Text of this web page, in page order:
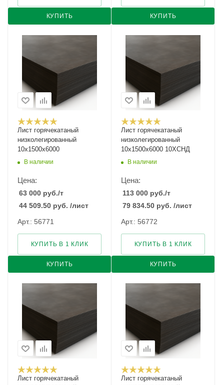
КУПИТЬ КУПИТЬ
Лист горячекатаный
низколегированный
10х1500х6000
В наличии
Цена:
63 000 руб./т
44 509.50 руб. /лист
Арт.: 56771
КУПИТЬ
КУПИТЬ В 1 КЛИК
Лист горячекатаный
низколегированный
10х1500х6000 10ХСНД
В наличии
Цена:
113 000 руб./т
79 834.50 руб. /лист
Арт.: 56772
КУПИТЬ
КУПИТЬ В 1 КЛИК
Лист горячекатаный
Лист горячекатаный